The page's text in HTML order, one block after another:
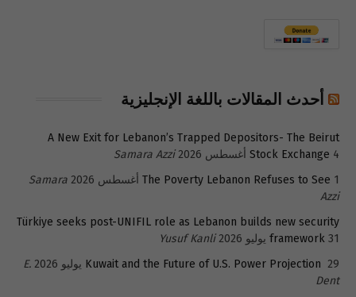
أحدث المقالات باللغة الإنجليزية
A New Exit for Lebanon’s Trapped Depositors- The Beirut
Stock Exchange 4 أغسطس 2026
Samara Azzi
The Poverty Lebanon Refuses to See 1 أغسطس 2026
Samara
Azzi
Türkiye seeks post-UNIFIL role as Lebanon builds new security
framework 31 يوليو 2026
Yusuf Kanli
Kuwait and the Future of U.S. Power Projection 29 يوليو 2026
E.
Dent